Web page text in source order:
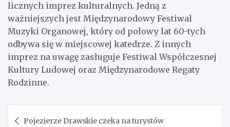
licznych imprez kulturalnych. Jedną z
ważniejszych jest Międzynarodowy Festiwal
Muzyki Organowej, który od połowy lat 60-tych
odbywa się w miejscowej katedrze. Z innych
imprez na uwagę zasługuje Festiwal Współczesnej
Kultury Ludowej oraz Międzynarodowe Regaty
Rodzinne.
Pojezierze Drawskie czeka na turystów